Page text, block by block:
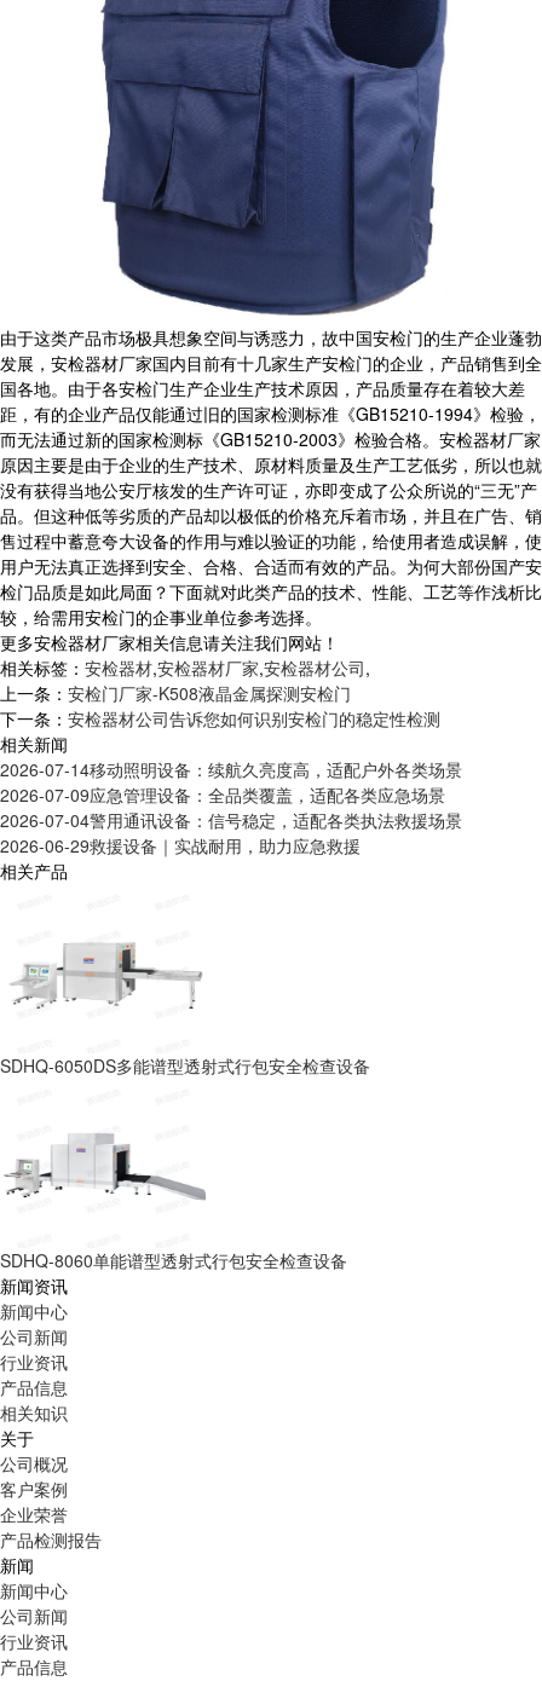
由于这类产品市场极具想象空间与诱惑力，故中国安检门的生产企业蓬勃
发展， 安检器材厂家国内目前有十几家生产安检门的企业，产品销售到全
国各地。由于各安检门生产企业生产技术原因，产品质量存在着较大差
距，有的企业产品仅能通过旧的国家检测标准《GB15210-1994》检验，
而无法通过新的国家检测标《GB15210-2003》检验合格。 安检器材厂家
原因主要是由于企业的生产技术、原材料质量及生产工艺低劣，所以也就
没有获得当地公安厅核发的生产许可证，亦即变成了公众所说的“三无”产
品。但这种低等劣质的产品却以极低的价格充斥着市场，并且在广告、销
售过程中蓄意夸大设备的作用与难以验证的功能，给使用者造成误解，使
用户无法真正选择到安全、合格、合适而有效的产品。为何大部份国产安
检门品质是如此局面？下面就对此类产品的技术、性能、工艺等作浅析比
较，给需用安检门的企事业单位参考选择。
更多安检器材厂家相关信息请关注我们网站！
相关标签： 安检器材,安检器材厂家,安检器材公司,
上一条： 安检门厂家-K508液晶金属探测安检门
下一条： 安检器材公司告诉您如何识别安检门的稳定性检测
相关新闻
2026-07-14移动照明设备：续航久亮度高，适配户外各类场景
2026-07-09应急管理设备：全品类覆盖，适配各类应急场景
2026-07-04警用通讯设备：信号稳定，适配各类执法救援场景
2026-06-29救援设备｜实战耐用，助力应急救援
相关产品
SDHQ-6050DS多能谱型透射式行包安全检查设备
SDHQ-8060单能谱型透射式行包安全检查设备
新闻资讯
新闻中心
公司新闻
行业资讯
产品信息
相关知识
关于
公司概况
客户案例
企业荣誉
产品检测报告
新闻
新闻中心
公司新闻
行业资讯
产品信息